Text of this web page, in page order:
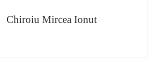
Chiroiu Mircea Ionut